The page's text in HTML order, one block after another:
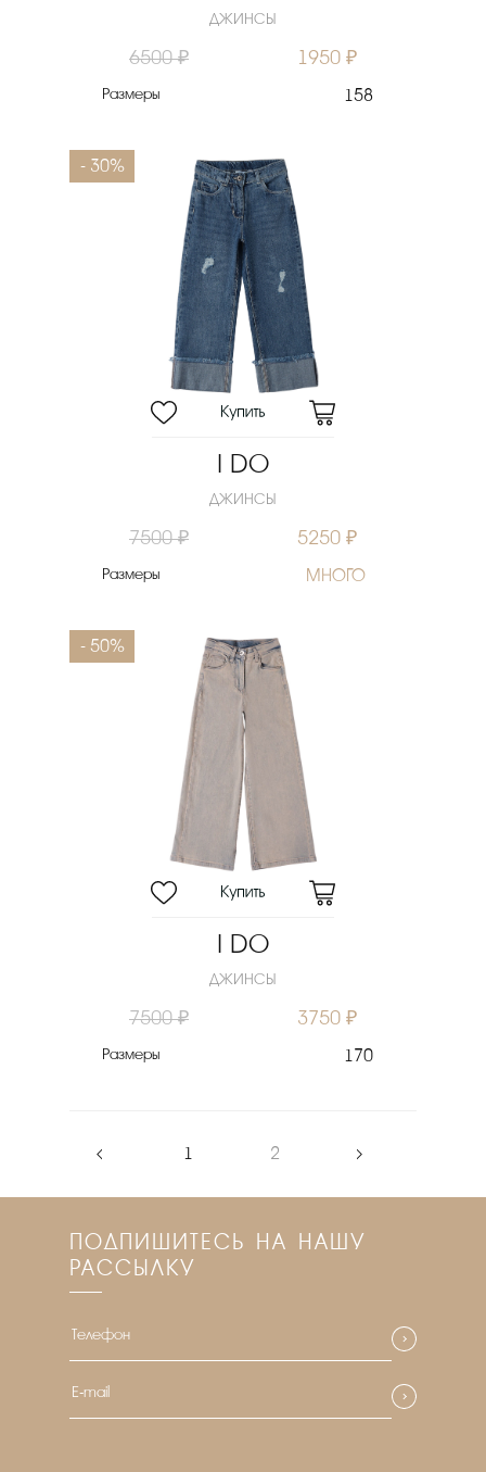
ДЖИНСЫ
6500 ₽ 1950 ₽
Размеры 158
- 30%
I DO
ДЖИНСЫ
7500 ₽ 5250 ₽
Размеры МНОГО
- 50%
I DO
ДЖИНСЫ
7500 ₽ 3750 ₽
Размеры 170
‹ 1 2 ›
ПОДПИШИТЕСЬ НА НАШУ
РАССЫЛКУ